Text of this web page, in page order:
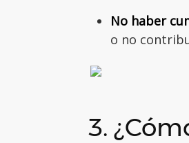
No haber
o no
3.